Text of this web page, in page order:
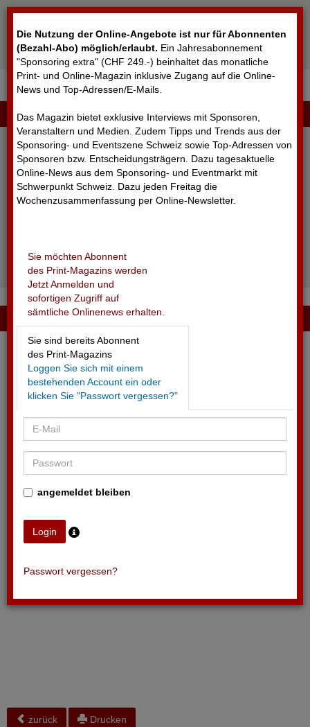
Die Nutzung der Online-Angebote ist nur für Abonnenten
(Bezahl-Abo) möglich/erlaubt. Ein Jahresabonnement
"Sponsoring extra" (CHF 249.-) beinhaltet das monatliche
Print- und Online-Magazin inklusive Zugang auf die Online-
News und Top-Adressen/E-Mails.
Das Magazin bietet exklusive Interviews mit Sponsoren,
Veranstaltern und Medien. Zudem Tipps und Trends aus der
Sponsoring- und Eventszene Schweiz sowie Top-Adressen von
Sponsoren bzw. Entscheidungsträgern. Dazu tagesaktuelle
Online-News aus dem Sponsoring- und Eventmarkt mit
Schwerpunkt Schweiz. Dazu jeden Freitag die
Wochenzusammenfassung per Online-Newsletter.
Sie möchten Abonnent
des Print-Magazins werden
Jetzt Anmelden und
sofortigen Zugriff auf
sämtliche Onlinenews erhalten.
Sie sind bereits Abonnent
des Print-Magazins
Loggen Sie sich mit einem
bestehenden Account ein oder
klicken Sie "Passwort vergessen?"
angemeldet bleiben
Passwort vergessen?
LOGIN
Passwort vergessen?
Noch nicht registriert?
25.06.2026 - ZURICH FILM FESTIVAL
Drei neue Sponsoren gefunden
zurück Drucken
Cookie-Einstellungen